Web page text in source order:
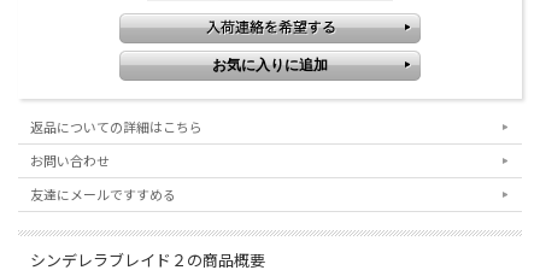
返品についての詳細はこちら
お問い合わせ
友達にメールですすめる
シンデレラブレイド２の商品概要